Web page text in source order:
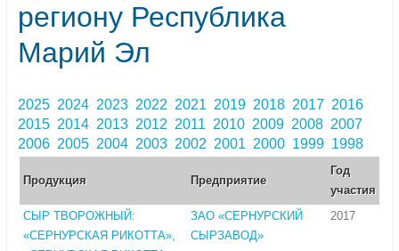
региону Республика
Марий Эл
2025 2024 2023 2022 2021 2019 2018 2017 2016
2015 2014 2013 2012 2011 2010 2009 2008 2007
2006 2005 2004 2003 2002 2001 2000 1999 1998
Продукция Предприятие
Год
участия
СЫР ТВОРОЖНЫЙ:
«СЕРНУРСКАЯ РИКОТТА»,
ЗАО «СЕРНУРСКИЙ
СЫРЗАВОД»
2017